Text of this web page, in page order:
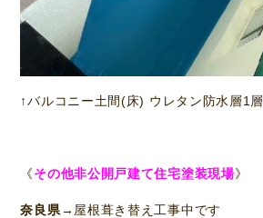
↑バルコニー土間(床) ウレタン防水層1
《その他非公開戸建て住宅塗装現場》
奈良県→屋根葺き替え工事中です